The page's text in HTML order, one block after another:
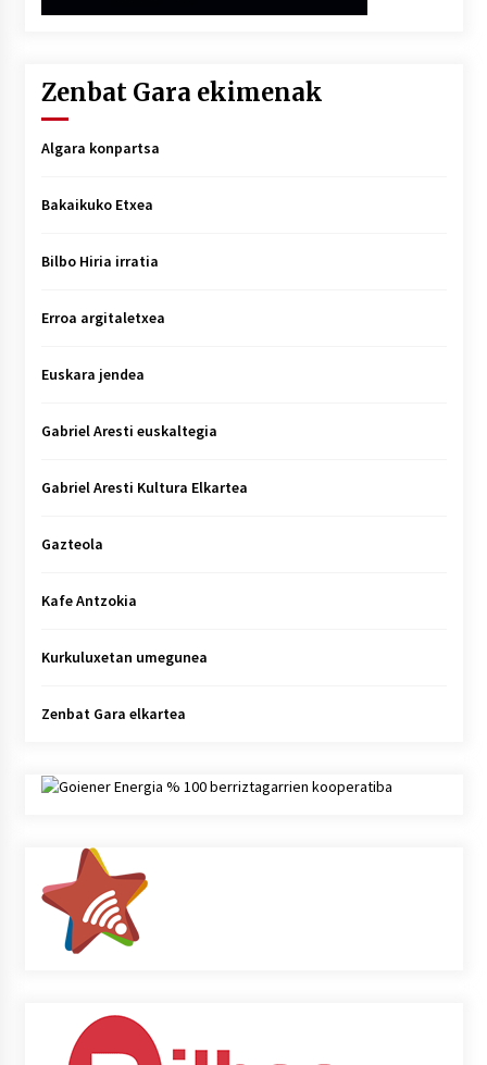
Zenbat Gara ekimenak
Algara konpartsa
Bakaikuko Etxea
Bilbo Hiria irratia
Erroa argitaletxea
Euskara jendea
Gabriel Aresti euskaltegia
Gabriel Aresti Kultura Elkartea
Gazteola
Kafe Antzokia
Kurkuluxetan umegunea
Zenbat Gara elkartea